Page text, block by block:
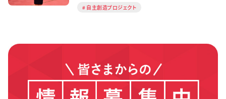
自主創造プロジェクト